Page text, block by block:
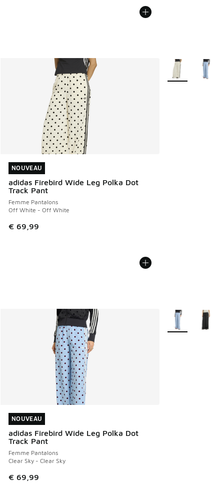
NOUVEAU
adidas Firebird Wide Leg Polka Dot
Track Pant
Femme Pantalons
Off White - Off White
€ 69,99
NOUVEAU
Plus de couleurs
NOUVEAU
adidas Firebird Wide Leg Polka Dot
Track Pant
Femme Pantalons
Clear Sky - Clear Sky
€ 69,99
NOUVEAU
Plus de couleurs